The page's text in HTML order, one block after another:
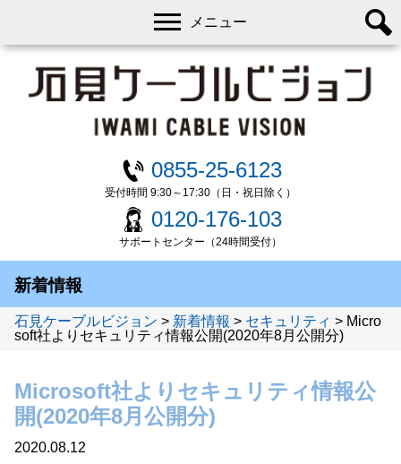
0855-25-6123
受付時間 9:30～17:30（日・祝日除く）
0120-176-103
サポートセンター（24時間受付）
メニュー
新着情報
石見ケーブルビジョン > 新着情報 > セキュリティ > Micro
soft社よりセキュリティ情報公開(2020年8月公開分)
Microsoft社よりセキュリティ情報公
開(2020年8月公開分)
2020.08.12